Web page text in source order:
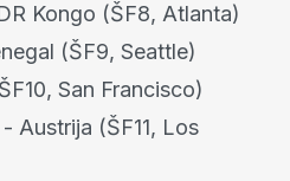
Kongo (ŠF8, Atlanta)
(ŠF9, Seattle)
San Francisco)
Austrija (ŠF11, Los